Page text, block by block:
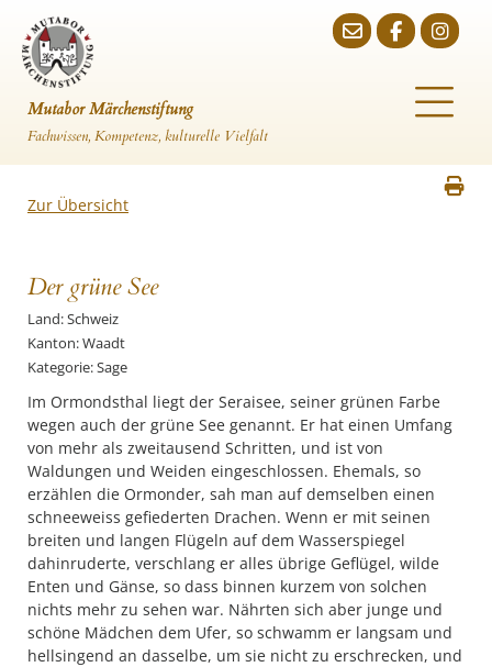
Mutabor Märchenstiftung
Fachwissen, Kompetenz, kulturelle Vielfalt
Zur Übersicht
Der grüne See
Land: Schweiz
Kanton: Waadt
Kategorie: Sage
Im Ormondsthal liegt der Seraisee, seiner grünen Farbe
wegen auch der grüne See genannt. Er hat einen Umfang
von mehr als zweitausend Schritten, und ist von
Waldungen und Weiden eingeschlossen. Ehemals, so
erzählen die Ormonder, sah man auf demselben einen
schneeweiss gefiederten Drachen. Wenn er mit seinen
breiten und langen Flügeln auf dem Wasserspiegel
dahinruderte, verschlang er alles übrige Geflügel, wilde
Enten und Gänse, so dass binnen kurzem von solchen
nichts mehr zu sehen war. Nährten sich aber junge und
schöne Mädchen dem Ufer, so schwamm er langsam und
hellsingend an dasselbe, um sie nicht zu erschrecken, und